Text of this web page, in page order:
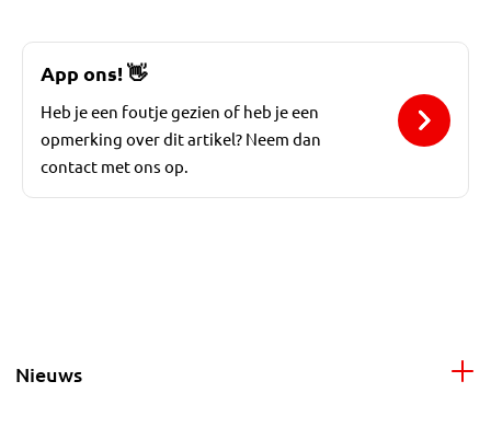
App ons!👋
Heb je een foutje gezien of heb je een
opmerking over dit artikel? Neem dan
contact met ons op.
Nieuws